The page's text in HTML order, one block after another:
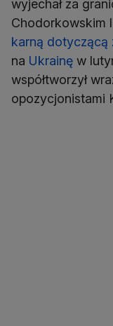
wyjechał za
Chodorkowskim
karną dotyczącą
na Ukrainę w
współtworzył
opozycjonistami